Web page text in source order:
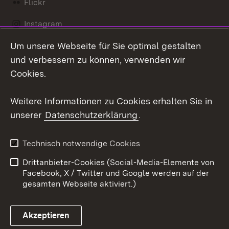
Flickr
Instagram
Social Wall
Link zum Landesportal
Barrierefreiheit
Benutzungshinweise
Impressum
Cookies
Um unsere Webseite für Sie optimal gestalten
und verbessern zu können, verwenden wir
Cookies.
Weitere Informationen zu Cookies erhalten Sie in
unserer Datenschutzerklärung.
Technisch notwendige Cookies
Drittanbieter-Cookies (Social-Media-Elemente von
Facebook, X / Twitter und Google werden auf der
gesamten Webseite aktiviert.)
Akzeptieren